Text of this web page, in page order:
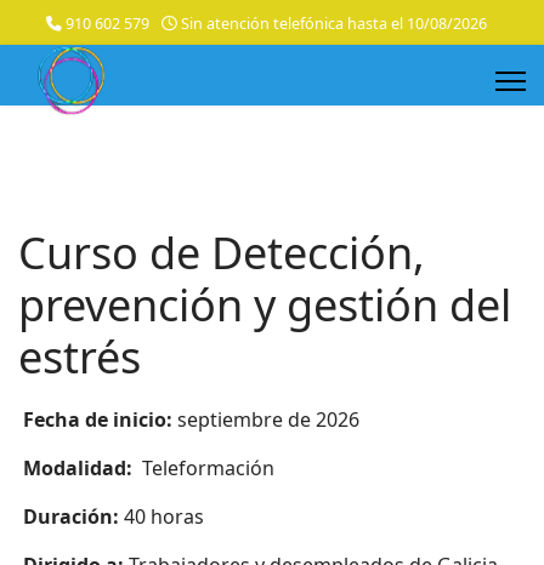
910 602 579 Sin atención telefónica hasta el 10/08/2026
Curso de Detección,
prevención y gestión del
estrés
Fecha de inicio: septiembre de 2026
Modalidad: Teleformación
Duración: 40 horas